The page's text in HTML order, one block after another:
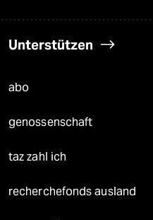
Unterstützen
abo
genossenschaft
taz zahl ich
recherchefonds ausland